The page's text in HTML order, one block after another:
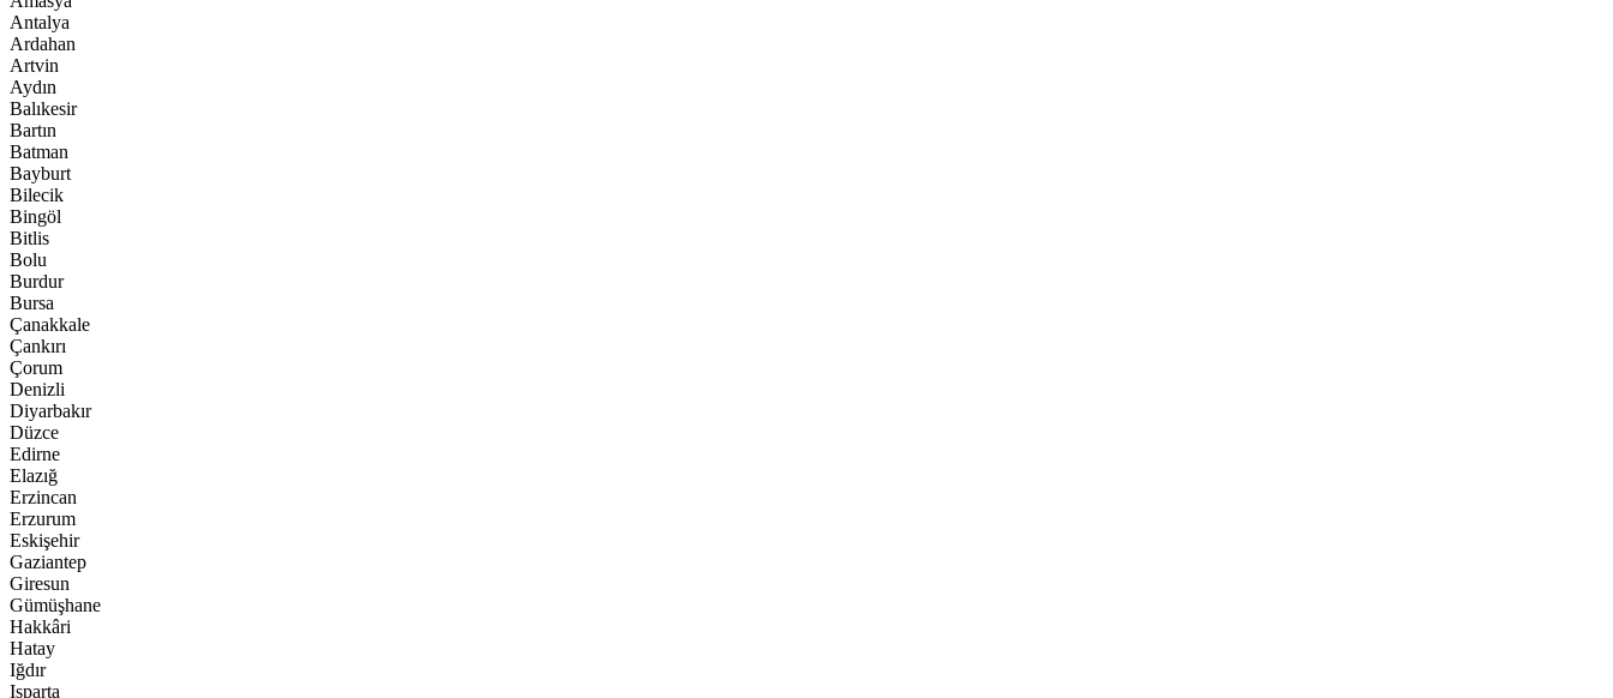
Antalya
Ardahan
Artvin
Aydın
Balıkesir
Bartın
Batman
Bayburt
Bilecik
Bingöl
Bitlis
Bolu
Burdur
Bursa
Çanakkale
Çankırı
Çorum
Denizli
Diyarbakır
Düzce
Edirne
Elazığ
Erzincan
Erzurum
Eskişehir
Gaziantep
Giresun
Gümüşhane
Hakkâri
Hatay
Iğdır
Isparta